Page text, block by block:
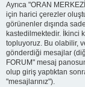
Ayrıca "ORAN
için harici çerezler
görünenler dışında
kastedilmektedir. İkinci
topluyoruz. Bu olabilir,
gönderdiği mesajlar
FORUM" mesaj
olup giriş yaptıktan
"mesajlarınız").